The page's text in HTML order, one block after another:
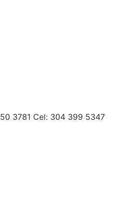
3781 Cel: 304 399 5347